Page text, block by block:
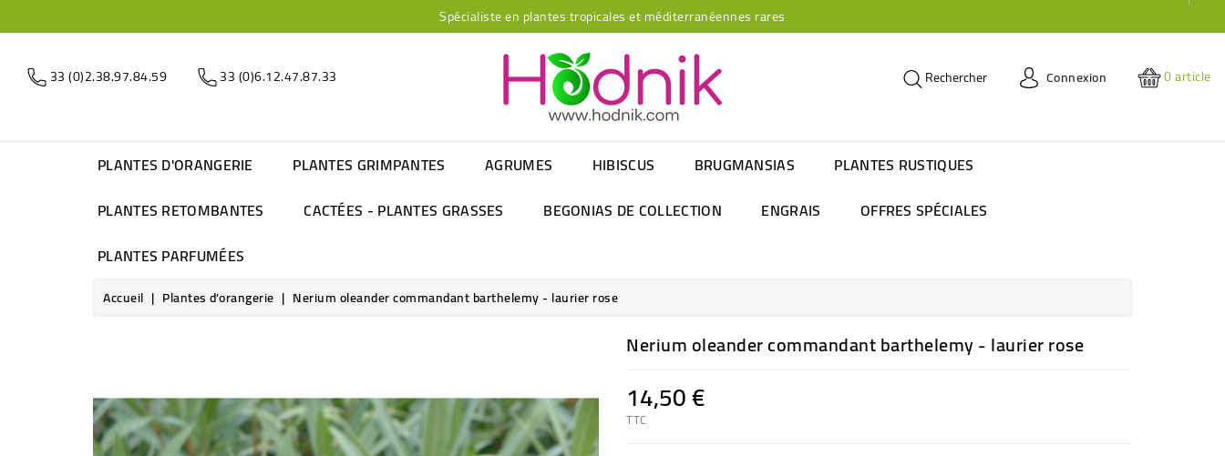
Spécialiste en plantes tropicales et méditerranéennes rares
33 (0)2.38.97.84.59 33 (0)6.12.47.87.33 Rechercher Connexion 0article
PLANTES D'ORANGERIE PLANTES GRIMPANTES AGRUMES HIBISCUS BRUGMANSIAS
PLANTES RUSTIQUES
PLANTES RETOMBANTES
CACTÉES - PLANTES GRASSES BEGONIAS DE COLLECTION ENGRAIS
OFFRES SPÉCIALES
PLANTES PARFUMÉES
Accueil Plantes d'orangerie Nerium oleander commandant barthelemy - laurier rose
Nerium oleander commandant barthelemy - laurier rose
14,50 €
TTC